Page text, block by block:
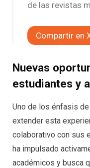
de las revistas
Compartir en
Nuevas
estudiantes y
Uno de los énfasis de
extender esta
colaborativo con sus
ha impulsado
académicos y busca